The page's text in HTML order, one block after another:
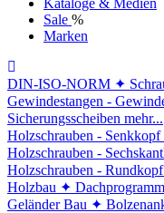
Kataloge & Medien
Sale %
Marken
DIN-ISO-NORM ✦
Gewindestangen -
Sicherungsscheiben mehr...
Holzschrauben - Senkkopf
Holzschrauben -
Holzschrauben - Rundkopf
Holzbau ✦ Dachprogramm
Geländer Bau ✦